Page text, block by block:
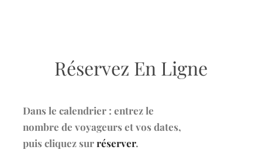
Réservez En Ligne
Dans le calendrier : entrez le
nombre de voyageurs et vos dates,
puis cliquez surréserver.